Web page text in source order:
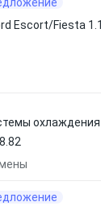
Escort/Fiesta
охлаждения